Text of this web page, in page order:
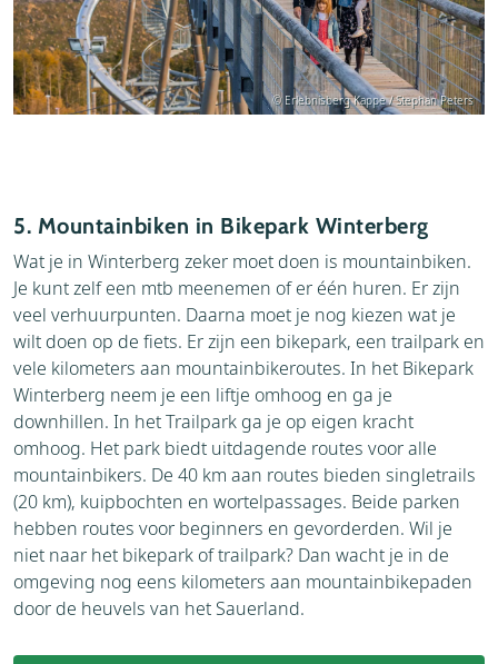
© Erlebnisberg Kappe / Stephan Peters
5. Mountainbiken in Bikepark Winterberg
Wat je in Winterberg zeker moet doen is mountainbiken.
Je kunt zelf een mtb meenemen of er één huren. Er zijn
veel verhuurpunten. Daarna moet je nog kiezen wat je
wilt doen op de fiets. Er zijn een bikepark, een trailpark en
vele kilometers aan mountainbikeroutes. In het Bikepark
Winterberg neem je een liftje omhoog en ga je
downhillen. In het Trailpark ga je op eigen kracht
omhoog. Het park biedt uitdagende routes voor alle
mountainbikers. De 40 km aan routes bieden singletrails
(20 km), kuipbochten en wortelpassages. Beide parken
hebben routes voor beginners en gevorderden. Wil je
niet naar het bikepark of trailpark? Dan wacht je in de
omgeving nog eens kilometers aan mountainbikepaden
door de heuvels van het Sauerland.